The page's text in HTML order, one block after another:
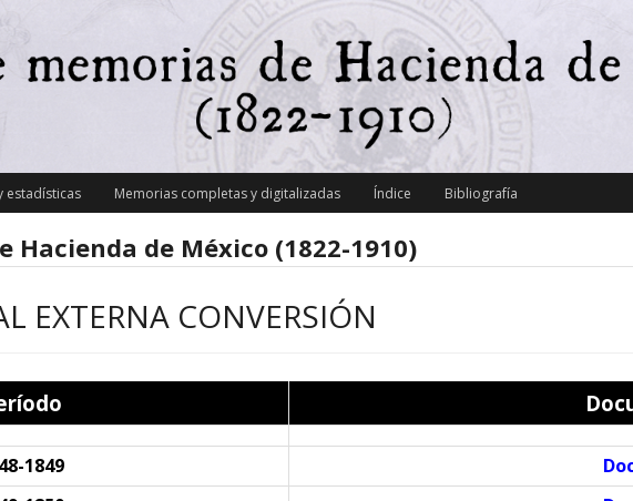
estadísticas Memorias completas y digitalizadas Índice Bibliografía
Hacienda de México (1822-1910)
EXTERNA CONVERSIÓN
1849